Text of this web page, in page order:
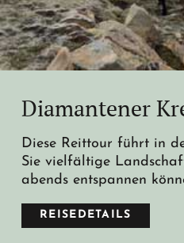
Diamantener
Diese Reittour führt in
Sie vielfältige
abends entspannen
REISEDETAILS